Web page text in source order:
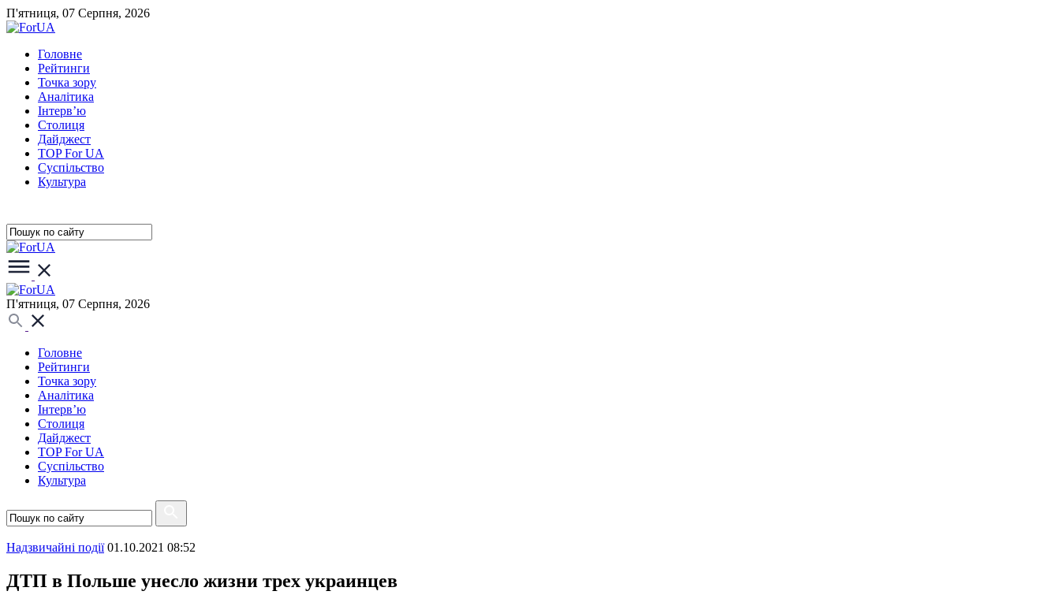
П'ятниця, 07 Серпня, 2026
Головне
Рейтинги
Точка зору
Аналітика
Інтерв’ю
Столиця
Дайджест
TOP For UA
Суспiльство
Культура
П'ятниця, 07 Серпня, 2026
Головне
Рейтинги
Точка зору
Аналітика
Інтерв’ю
Столиця
Дайджест
TOP For UA
Суспiльство
Культура
Надзвичайні події 01.10.2021 08:52
ДТП в Польше унесло жизни трех украинцев